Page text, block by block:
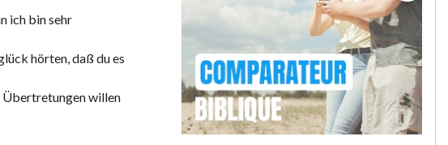
ich bin sehr
hörten, daß du es
Übertretungen willen